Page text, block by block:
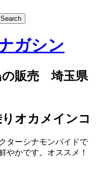
ガシン
の販売 埼玉県
オカメインコ
ターシナモンパイドで
やかです。オススメ！